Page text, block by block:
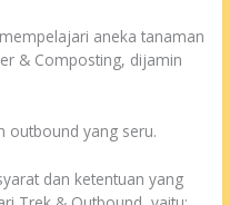
aneka tanaman
& Composting, dijamin
outbound yang seru.
dan ketentuan yang